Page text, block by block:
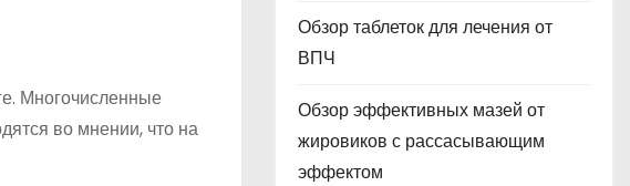
Многочисленные
во мнении, что на
Обзор таблеток для лечения от
ВПЧ
Обзор эффективных мазей от
жировиков с рассасывающим
эффектом